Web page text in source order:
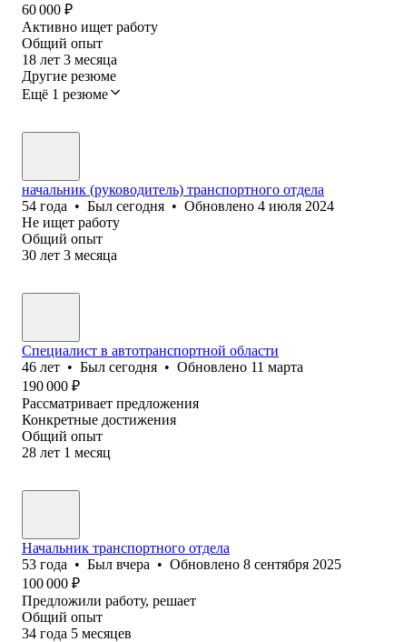
60 000 ₽
Активно ищет работу
Общий опыт
18 лет 3 месяца
Другие резюме
Ещё 1 резюме
начальник (руководитель) транспортного отдела
54 года • Был сегодня • Обновлено 4 июля 2024
Не ищет работу
Общий опыт
30 лет 3 месяца
Специалист в автотранспортной области
46 лет • Был сегодня • Обновлено 11 марта
190 000 ₽
Рассматривает предложения
Конкретные достижения
Общий опыт
28 лет 1 месяц
Начальник транспортного отдела
53 года • Был вчера • Обновлено 8 сентября 2025
100 000 ₽
Предложили работу, решает
Общий опыт
34 года 5 месяцев